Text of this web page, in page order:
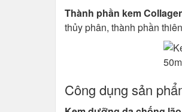
Thành phần kem
thủy phân, thành phần
Công dụng sản